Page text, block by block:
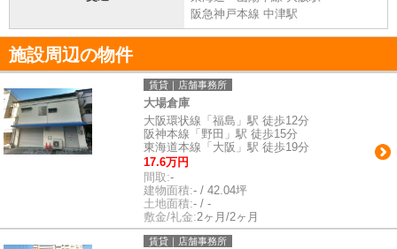
阪急神戸本線 中津駅
施設周辺の物件
賃貸｜店舗事務所
大場倉庫
大阪環状線「福島」駅 徒歩12分
阪神本線「野田」駅 徒歩15分
東海道本線「大阪」駅 徒歩19分
17.6万円
間取:-
建物面積:- / 42.04坪
土地面積:- / -
敷金/礼金:2ヶ月/2ヶ月
賃貸｜店舗事務所